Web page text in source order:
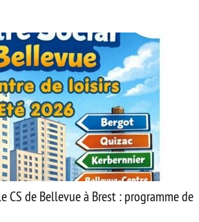
CS de Bellevue à Brest : programme de